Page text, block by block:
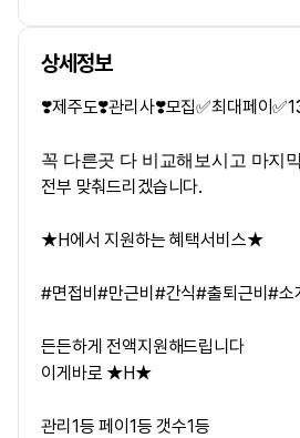
상세정보
❣️제주도❣️관리사❣️모집✅최대페이
꼭 다른곳 다 비교해보시고 마지
전부 맞춰드리겠습니다.
★H에서 지원하는 혜택서비스★
#면접비#만근비#간식#출퇴근비#소
든든하게 전액지원해드립니다
이게바로 ★H★
관리1등 페이1등 갯수1등